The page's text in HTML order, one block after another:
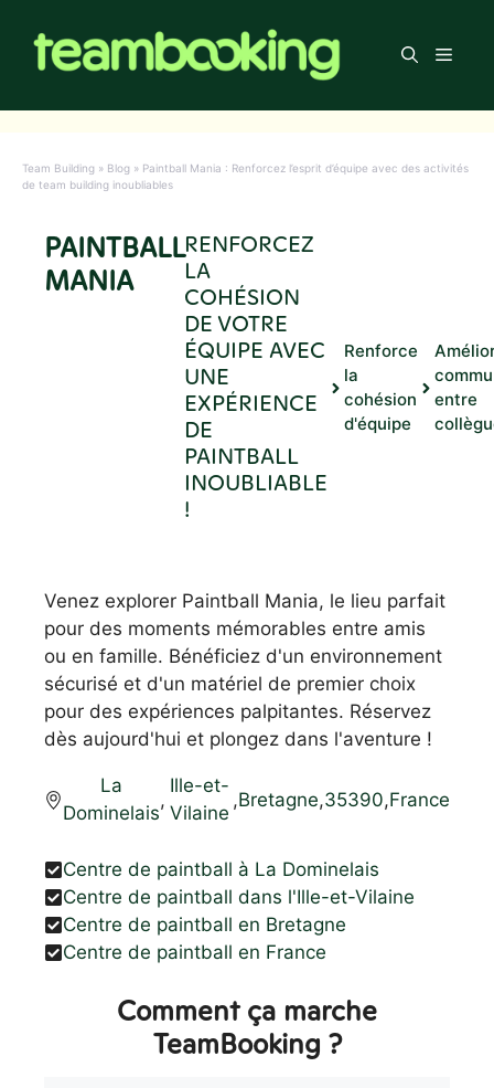
contenu
Menu
Team Building » Blog » Paintball Mania : Renforcez l’esprit d’équipe avec des activités
de team building inoubliables
PAINTBALL
MANIA
RENFORCEZ
LA
COHÉSION
DE VOTRE
ÉQUIPE AVEC
UNE
EXPÉRIENCE
DE
PAINTBALL
INOUBLIABLE
!
Renforce
la
cohésion
d'équipe
entre
Venez explorer Paintball Mania, le lieu parfait
pour des moments mémorables entre amis
ou en famille. Bénéficiez d'un environnement
sécurisé et d'un matériel de premier choix
pour des expériences palpitantes. Réservez
dès aujourd'hui et plongez dans l'aventure !
La
Dominelais
,
Ille-et-
Vilaine
,Bretagne,35390,France
Centre de paintball à La Dominelais
Centre de paintball dans l'Ille-et-Vilaine
Centre de paintball en Bretagne
Centre de paintball en France
Comment ça marche
TeamBooking ?